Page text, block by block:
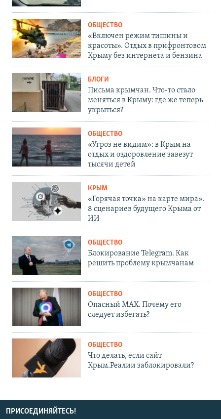
ОБЩЕСТВО
«Включен режим тишины и
красоты». Отдых в прифронтовом
Крыму без интернета и бензина
БЛОГИ
Письма крымчан. Что-то стало
меняться в Крыму: где же теперь
укрыться?
ОБЩЕСТВО
«Угроз не видим»: в Крым на
отдых и оздоровление завезут
тысячи детей
КРЫМ
«Горячая точка» на карте мира».
8 сценариев будущего Крыма от
ИИ
ОБЩЕСТВО
Блокирование Telegram. Как
решить проблему крымчанам
ОБЩЕСТВО
Опасный MAX. Почему его
следует избегать?
ОБЩЕСТВО
Что делать, если сайт
Крым.Реалии заблокировали?
ПРИСОЕДИНЯЙТЕСЬ!